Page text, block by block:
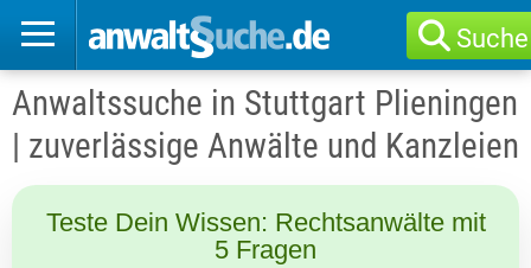
Suche
Anwaltssuche in Stuttgart Plieningen
| zuverlässige Anwälte und Kanzleien
Teste Dein Wissen: Rechtsanwälte mit
5 Fragen